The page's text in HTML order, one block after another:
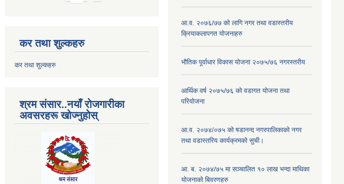
कर तथा शुल्कहरु
कर तथा शुल्कहरु
श्रम संसार..नयाँ रोजगारीका
अवसरहरू खोज्नुहोस्
आ.व. २०७६/७७ को लागि नगर तथा वडास्तरीय
क्रियाकलापगत योजनाहरु
भौतिक पूर्वाधार विकास योजना २०७५/७६ नगरस्तरीय
आर्थिक वर्ष २०७५/७६ को वडागत योजना तथा
परियोजना
आ.व. २०७४/०७५ को षडानन्द नगरपालिकाको नगर
तथा वडास्तरिय कार्यक्रमको सुची।
आ. ब. २०७४/७५ मा सञ्चालित १० लाख भन्दा माथिका
योजनाको बिवरणहरु